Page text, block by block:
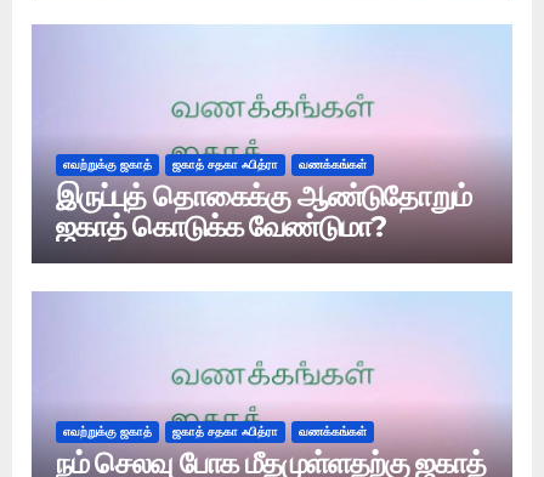
எவற்றுக்கு ஜகாத் ஜகாத் சதகா ஃபித்ரா வணக்கங்கள்
இருப்புத் தொகைக்கு ஆண்டுதோறும்
ஜகாத் கொடுக்க வேண்டுமா?
எவற்றுக்கு ஜகாத் ஜகாத் சதகா ஃபித்ரா வணக்கங்கள்
நம் செலவு போக மீதமுள்ளதற்கு ஜகாத்